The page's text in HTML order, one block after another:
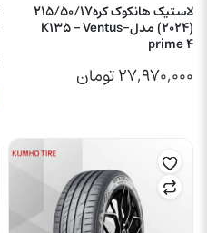
لاستیک هانکوک کره215/50/17
(2024) مدل-K135 – Ventus
prime 4
۲۷,۹۷۰,۰۰۰تومان